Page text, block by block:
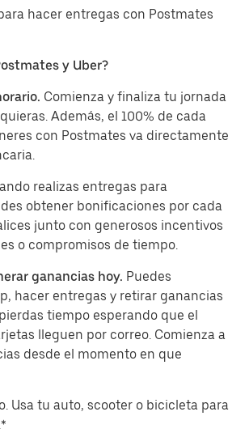
hacer entregas con Postmates
y Uber?
Comienza y finaliza tu jornada
Además, el 100% de cada
con Postmates va directamente
realizas entregas para
obtener bonificaciones por cada
junto con generosos incentivos
o compromisos de tiempo.
ganancias hoy. Puedes
hacer entregas y retirar ganancias
tiempo esperando que el
lleguen por correo. Comienza a
desde el momento en que
Usa tu auto, scooter o bicicleta para